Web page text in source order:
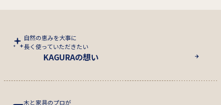
自然の恵みを大事に
長く使っていただきたい
KAGURAの想い
木と家具のプロが